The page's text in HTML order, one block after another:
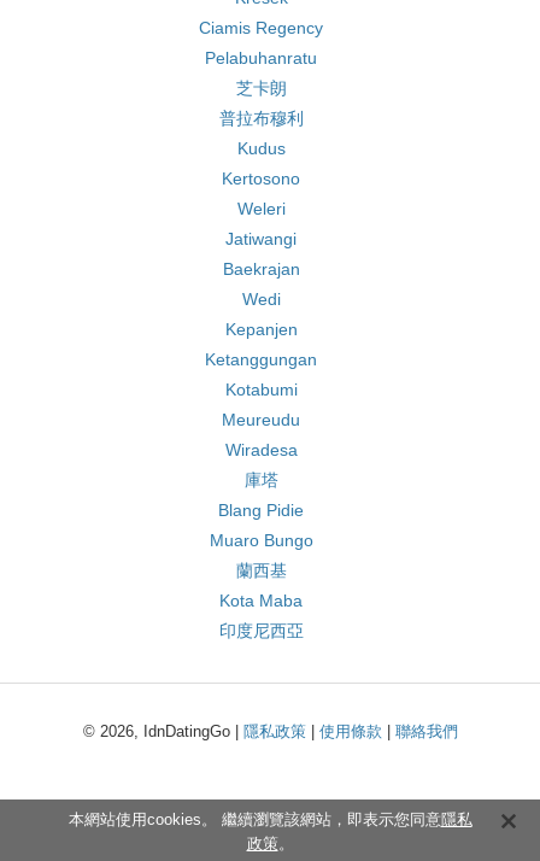
Ciamis Regency
Pelabuhanratu
芝卡朗
普拉布穆利
Kudus
Kertosono
Weleri
Jatiwangi
Baekrajan
Wedi
Kepanjen
Ketanggungan
Kotabumi
Meureudu
Wiradesa
庫塔
Blang Pidie
Muaro Bungo
蘭西基
Kota Maba
印度尼西亞
© 2026, IdnDatingGo | 隱私政策| 使用條款 聯絡我們
本網站使用cookies。 繼續瀏覽該網站，即表示您同意隱私
政策。